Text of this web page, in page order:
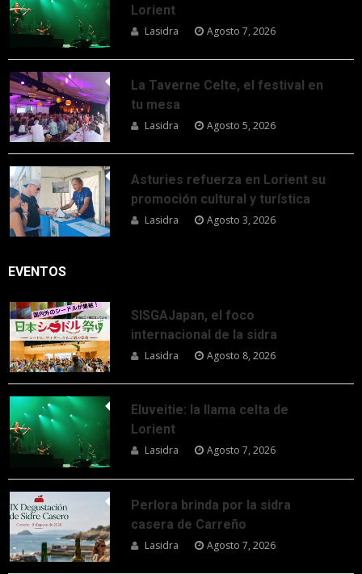
Lorient
Lasidra Agosto 7, 2026
La Taverne Celte, el festival en
tu mesa
Lasidra Agosto 5, 2026
Asturies refuerza en Lorient su
promoción cultural y turística
Lasidra Agosto 3, 2026
EVENTOS
SISGAJapan, el foco
internacional de la sidra
Lasidra Agosto 8, 2026
Eluveitie: la llama celta de
Lorient
Lasidra Agosto 7, 2026
Perlora brinda por la sidra
casera de Carreño
Lasidra Agosto 7, 2026